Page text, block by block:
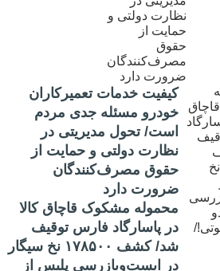
کیفیت خدمات تعمیرکاران
خودرو مسئله جدی مردم
است/ تحول مدیریتی در
نظارت دولتی و حمایت از
حقوق مصرف‌کنندگان
ضرورت دارد
محموله مشکوک قاچاق کالا
در پاسارگاد فارس توقیف
شد/ کشف ۱۷۸۵۰۰ نخ سیگار
در ایست‌وبازرسی پلیس از